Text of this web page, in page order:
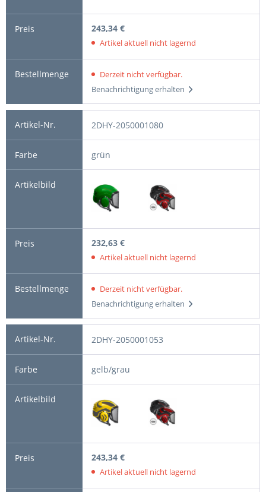
243,34 €
Artikel aktuell nicht lagernd
Derzeit nicht verfügbar.
Benachrichtigung erhalten
2DHY-2050001080
grün
232,63 €
Artikel aktuell nicht lagernd
Derzeit nicht verfügbar.
Benachrichtigung erhalten
2DHY-2050001053
gelb/grau
243,34 €
Artikel aktuell nicht lagernd